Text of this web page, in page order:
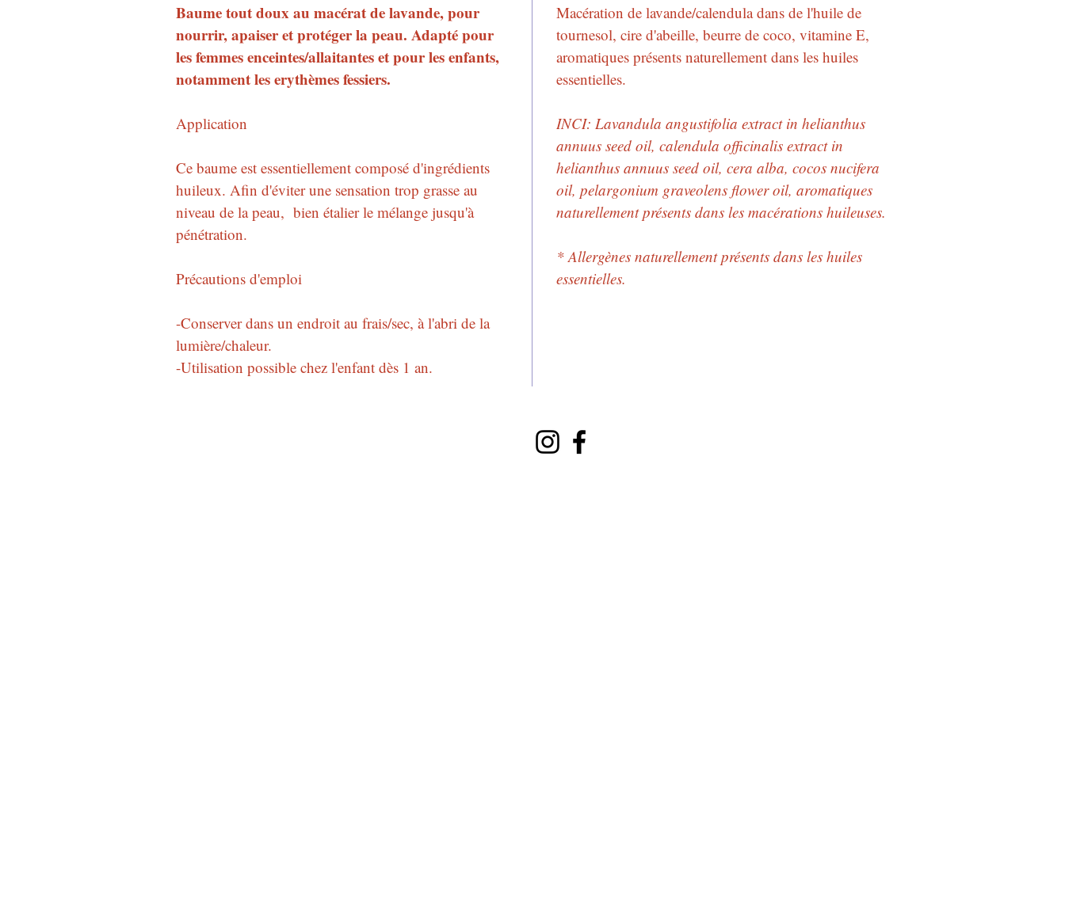
Baume tout doux au macérat de lavande, pour
nourrir, apaiser et protéger la peau. Adapté pour
les femmes enceintes/allaitantes et pour les enfants,
notamment les erythèmes fessiers.
Application
Ce baume est essentiellement composé d'ingrédients
huileux. Afin d'éviter une sensation trop grasse au
niveau de la peau, bien étalier le mélange jusqu'à
pénétration.
Précautions d'emploi
-Conserver dans un endroit au frais/sec, à l'abri de la
lumière/chaleur.
-Utilisation possible chez l'enfant dès 1 an.
Macération de lavande/calendula dans de l'huile de
tournesol, cire d'abeille, beurre de coco, vitamine E,
aromatiques présents naturellement dans les huiles
essentielles.
INCI: Lavandula angustifolia extract in helianthus
annuus seed oil, calendula officinalis extract in
helianthus annuus seed oil, cera alba, cocos nucifera
oil, pelargonium graveolens flower oil, aromatiques
naturellement présents dans les macérations huileuses.
* Allergènes naturellement présents dans les huiles
essentielles.